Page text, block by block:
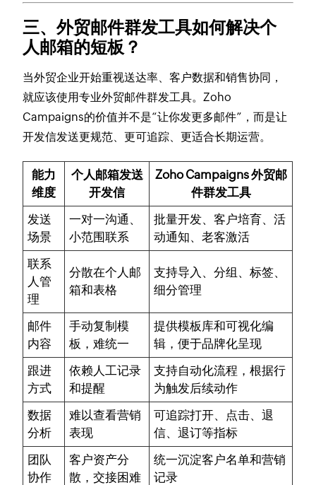
三、外贸邮件群发工具如何解决个
人邮箱的短板？
当外贸企业开始重视送达率、客户数据和销售协同，
就应该使用专业外贸邮件群发工具。Zoho
Campaigns的价值并不是“让你发更多邮件”，而是让
开发信发送更规范、更可追踪、更适合长期运营。
能力
维度
个人邮箱发送
开发信
Zoho Campaigns 外贸邮
件群发工具
发送
场景
一对一沟通、
小范围联系
批量开发、客户培育、活
动通知、老客激活
联系
人管
理
分散在个人邮
箱和表格
支持导入、分组、标签、
细分管理
邮件
内容
手动复制模
板，难统一
提供模板库和可视化编
辑，便于品牌化呈现
跟进
方式
依赖人工记录
和提醒
支持自动化流程，根据行
为触发后续动作
数据
分析
难以查看营销
表现
可追踪打开、点击、退
信、退订等指标
团队
协作
客户资产分
散，交接困难
统一沉淀客户名单和营销
记录